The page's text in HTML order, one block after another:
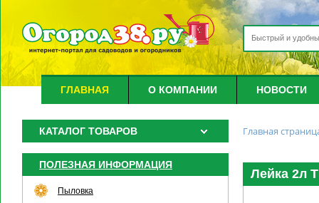
ГЛАВНАЯ О КОМПАНИИ НОВОСТИ
КАТАЛОГ ТОВАРОВ
ПОЛЕЗНАЯ ИНФОРМАЦИЯ
Пыловка
Главная
Лейка 2л